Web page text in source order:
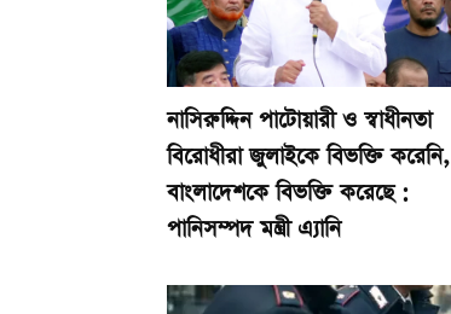
নাসিরুদ্দিন পাটোয়ারী ও স্বাধীনতা
বিরোধীরা জুলাইকে বিভক্তি করেনি,
বাংলাদেশকে বিভক্তি করেছে :
পানিসম্পদ মন্ত্রী এ্যানি